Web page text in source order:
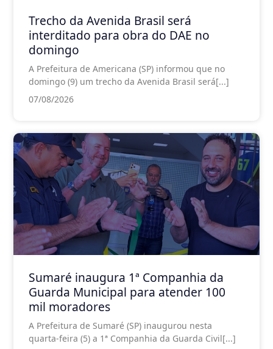
Trecho da Avenida Brasil será
interditado para obra do DAE no
domingo
A Prefeitura de Americana (SP) informou que no
domingo (9) um trecho da Avenida Brasil será[...]
07/08/2026
Sumaré inaugura 1ª Companhia da
Guarda Municipal para atender 100
mil moradores
A Prefeitura de Sumaré (SP) inaugurou nesta
quarta-feira (5) a 1ª Companhia da Guarda Civil[...]